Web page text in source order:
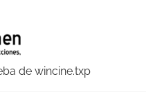
de wincine.txp